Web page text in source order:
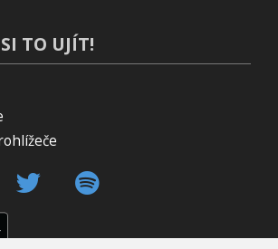
TO UJÍT!